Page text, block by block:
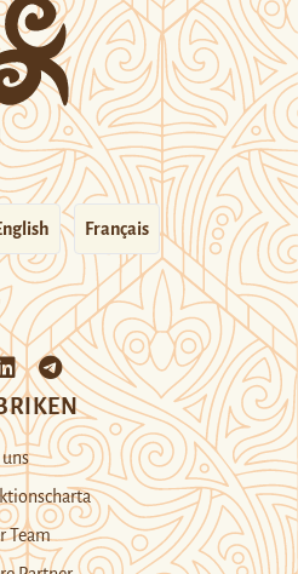
Français
Team